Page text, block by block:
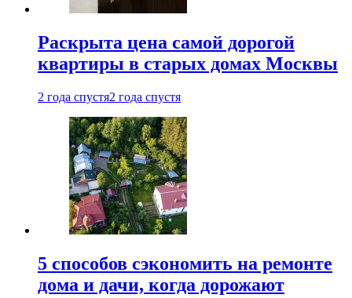
Раскрыта цена самой дорогой
квартиры в старых домах Москвы
2 года спустя2 года спустя
5 способов сэкономить на ремонте
дома и дачи, когда дорожают